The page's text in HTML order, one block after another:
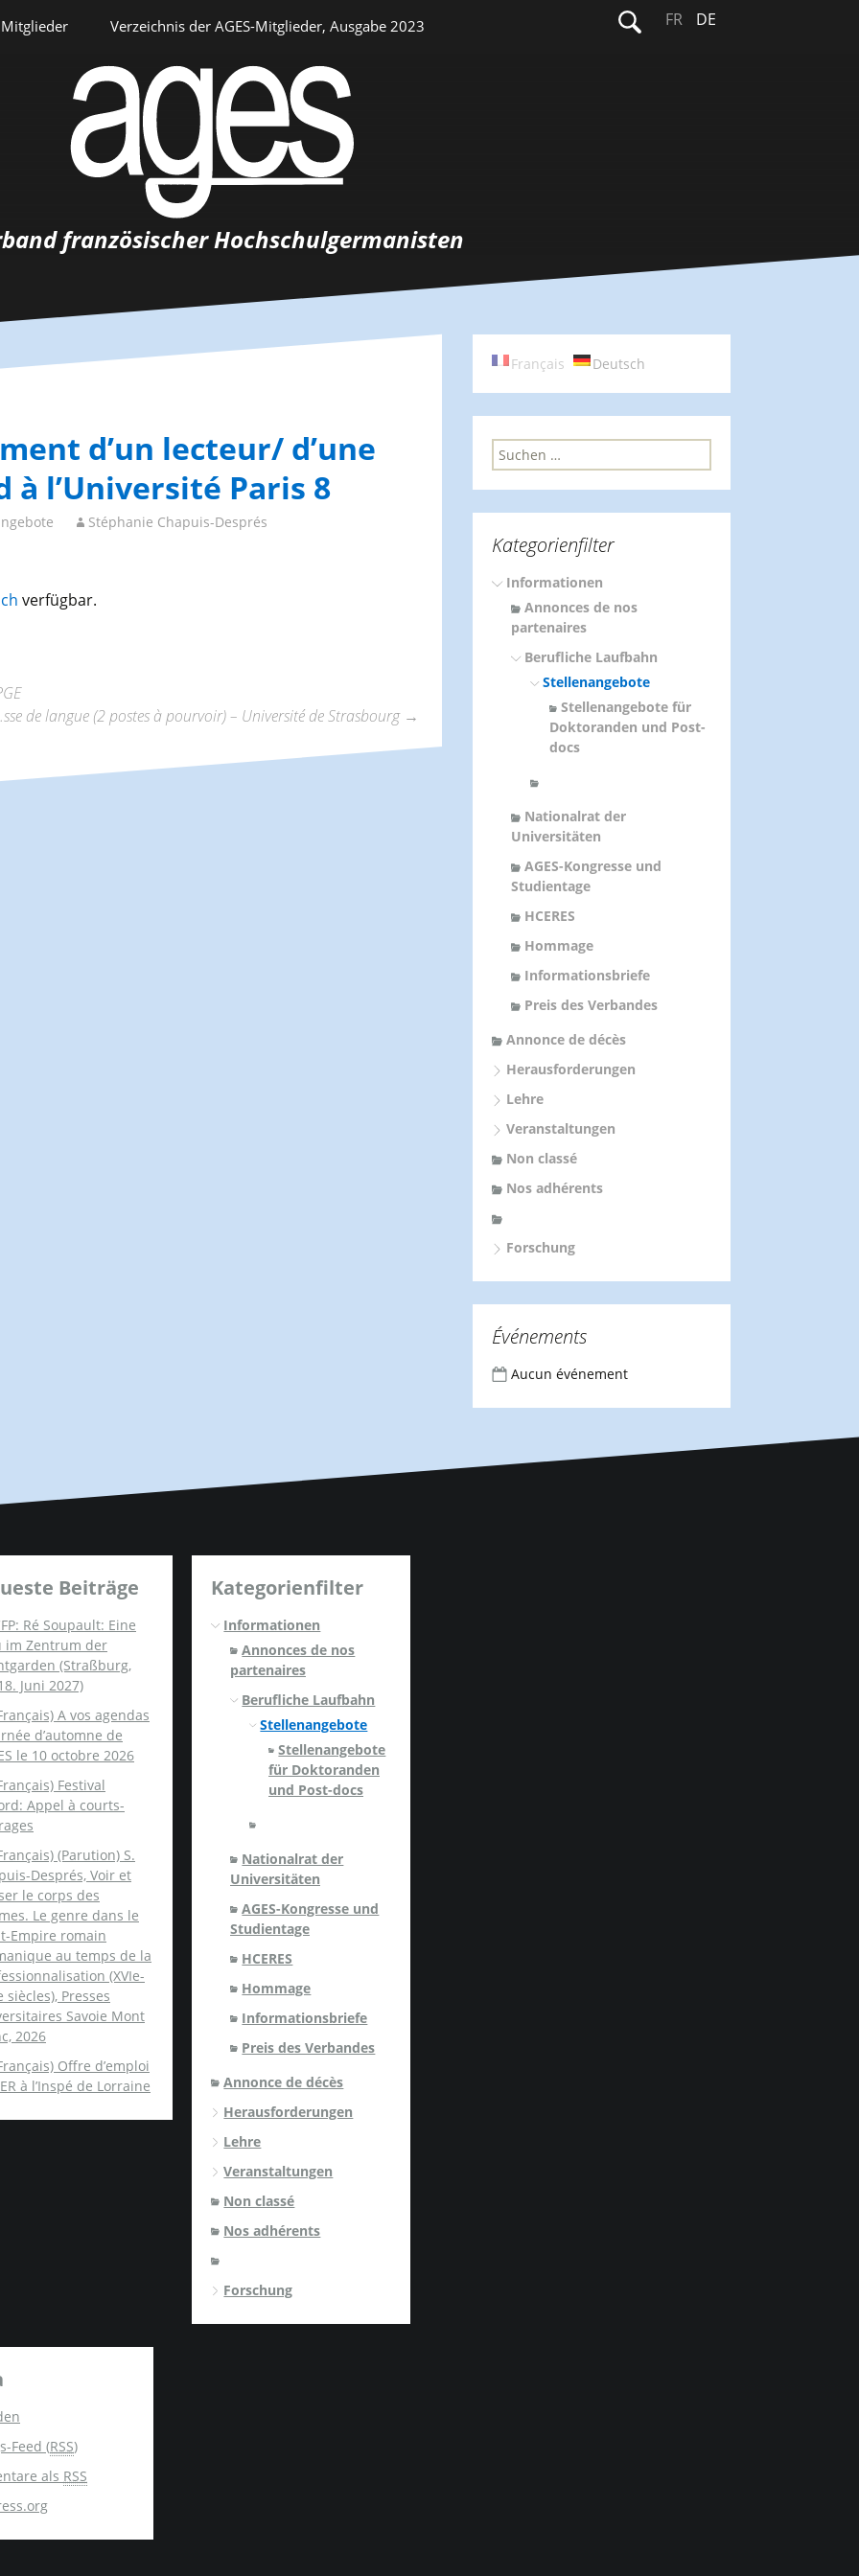
Auswahlverfahren
Mitglieder
Persönlicher Bereich
Verzeichnis der AGES-Mitglieder, Ausgabe 2023
Suchen
nach:
FR DE
französischer Hochschulgermanisten
d’un lecteur/ d’une
à l’Université Paris 8
Stéphanie Chapuis-Després
verfügbar.
de langue (2 postes à pourvoir) – Université de Strasbourg →
Français Deutsch
S
u
n
a
Kategorienfilter
Informationen
Annonces de nos
partenaires
Berufliche Laufbahn
Stellenangebote
Stellenangebote für
Doktoranden und Post-
docs
Nationalrat der
Universitäten
AGES-Kongresse und
Studientage
HCERES
Hommage
Informationsbriefe
Preis des Verbandes
Annonce de décès
Herausforderungen
Lehre
Veranstaltungen
Non classé
Nos adhérents
Forschung
Événements
Aucun événement
Beiträge
Ré Soupault: Eine
im Zentrum der
(Straßburg,
Juni 2027)
A vos agendas
d’automne de
le 10 octobre 2026
Festival
Appel à courts-
(Parution) S.
Després, Voir et
le corps des
Le genre dans le
Empire romain
au temps de la
(XVIe-
siècles), Presses
Savoie Mont
2026
Offre d’emploi
à l’Inspé de Lorraine
Kategorienfilter
Informationen
Annonces de nos
partenaires
Berufliche Laufbahn
Stellenangebote
Stellenangebote
für Doktoranden
und Post-docs
Nationalrat der
Universitäten
AGES-Kongresse und
Studientage
HCERES
Hommage
Informationsbriefe
Preis des Verbandes
Annonce de décès
Herausforderungen
Lehre
Veranstaltungen
Non classé
Nos adhérents
Forschung
Feed (RSS)
als RSS